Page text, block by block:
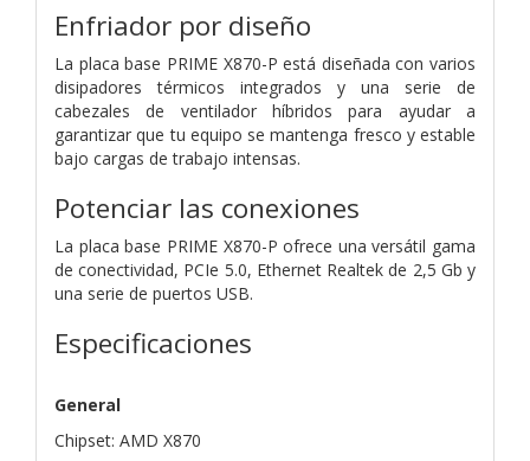
Enfriador por diseño
La placa base PRIME X870-P está diseñada con varios
disipadores térmicos integrados y una serie de
cabezales de ventilador híbridos para ayudar a
garantizar que tu equipo se mantenga fresco y estable
bajo cargas de trabajo intensas.
Potenciar las conexiones
La placa base PRIME X870-P ofrece una versátil gama
de conectividad, PCIe 5.0, Ethernet Realtek de 2,5 Gb y
una serie de puertos USB.
Especificaciones
General
Chipset: AMD X870